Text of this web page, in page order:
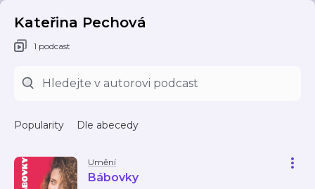
Kateřina Pechová
1 podcast
Popularity Dle abecedy
Umění
Bábovky